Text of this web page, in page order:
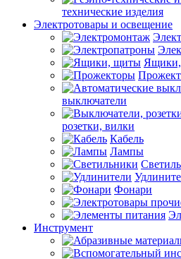
технические изделия
Электротовары и освещение
выключатели
розетки, вилки
Кабель
Лампы
Фонари
Инструмент